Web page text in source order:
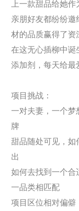
上一款甜品给她
亲朋好友都纷纷
材的品质赢得了资
在这无心插柳中诞
添加剂，每天给最
项目挑战：
一对夫妻，一个
牌
甜品随处可见，
出
如何去找到一个
一品类相匹配
项目区位相对偏